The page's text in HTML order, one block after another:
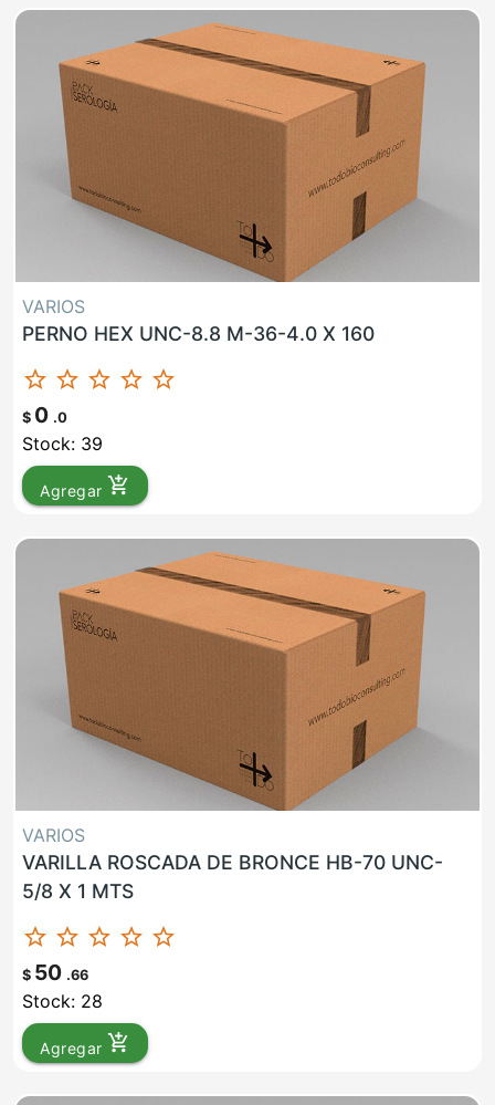
VARIOS
PERNO HEX UNC-8.8 M-36-4.0 X 160
star_border star_border star_border star_border star_border
$ 0 .0
Stock: 39
Agregar add_shopping_cart
VARIOS
VARILLA ROSCADA DE BRONCE HB-70 UNC-
5/8 X 1 MTS
star_border star_border star_border star_border star_border
$ 50 .66
Stock: 28
Agregar add_shopping_cart